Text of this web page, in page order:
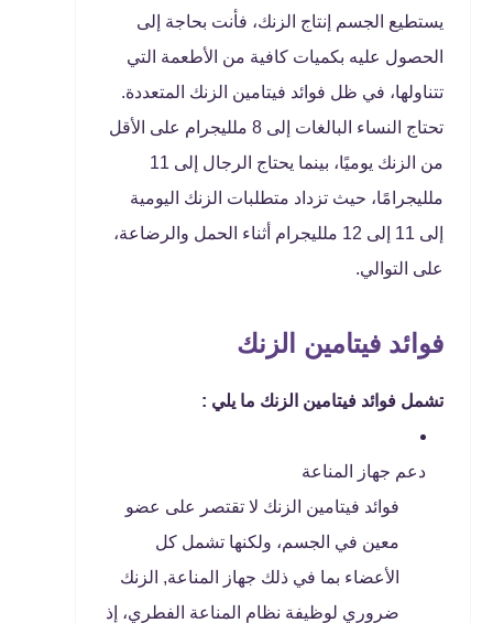
يستطيع الجسم إنتاج الزنك، فأنت بحاجة إلى
الحصول عليه بكميات كافية من الأطعمة التي
تتناولها، في ظل فوائد فيتامين الزنك المتعددة.
تحتاج النساء البالغات إلى 8 ملليجرام على الأقل
من الزنك يوميًا، بينما يحتاج الرجال إلى 11
ملليجرامًا، حيث تزداد متطلبات الزنك اليومية
إلى 11 إلى 12 ملليجرام أثناء الحمل والرضاعة،
على التوالي.
فوائد فيتامين الزنك
تشمل فوائد فيتامين الزنك ما يلي :
دعم جهاز المناعة
فوائد فيتامين الزنك لا تقتصر على عضو
معين في الجسم، ولكنها تشمل كل
الأعضاء بما في ذلك جهاز المناعة, الزنك
ضروري لوظيفة نظام المناعة الفطري، إذ